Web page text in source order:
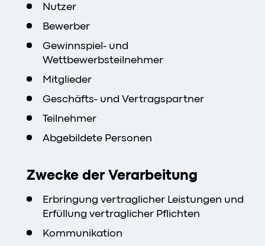
Nutzer
Bewerber
Gewinnspiel- und
Wettbewerbsteilnehmer
Mitglieder
Geschäfts- und Vertragspartner
Teilnehmer
Abgebildete Personen
Zwecke der Verarbeitung
Erbringung vertraglicher Leistungen und
Erfüllung vertraglicher Pflichten
Kommunikation